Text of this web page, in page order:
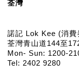
荃灣
諾記 Lok Kee (消費
荃灣青山道144至
Mon- Sun: 1200-
Tel: 2402 9280